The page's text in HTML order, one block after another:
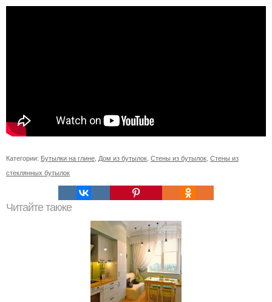
Категории: Бутылки на глине Дом из бутылок Стены из бутылок Стены из
стеклянных бутылок
Читайте также